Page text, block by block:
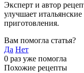
Эксперт и автор
улучшает
приготовления.
Вам помогла статья?
Да Нет
0 раз уже помогла
Похожие рецепты